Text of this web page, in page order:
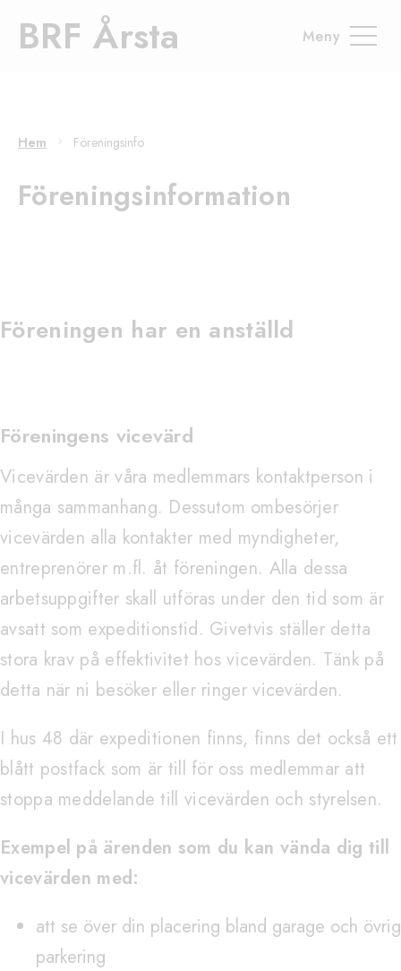
BRF Årsta
Hem Föreningsinfo
Förenings­information
Föreningen har en anställd
Föreningens vicevärd
Vicevärden är våra medlemmars kontaktperson i
många sammanhang. Dessutom ombesörjer
vicevärden alla kontakter med myndigheter,
entreprenörer m.fl. åt föreningen. Alla dessa
arbetsuppgifter skall utföras under den tid som är
avsatt som expeditionstid. Givetvis ställer detta
stora krav på effektivitet hos vicevärden. Tänk på
detta när ni besöker eller ringer vicevärden.
I hus 48 där expeditionen finns, finns det också ett
blått postfack som är till för oss medlemmar att
stoppa meddelande till vicevärden och styrelsen.
Exempel på ärenden som du kan vända dig till
vicevärden med:
att se över din placering bland garage och övrig
parkering